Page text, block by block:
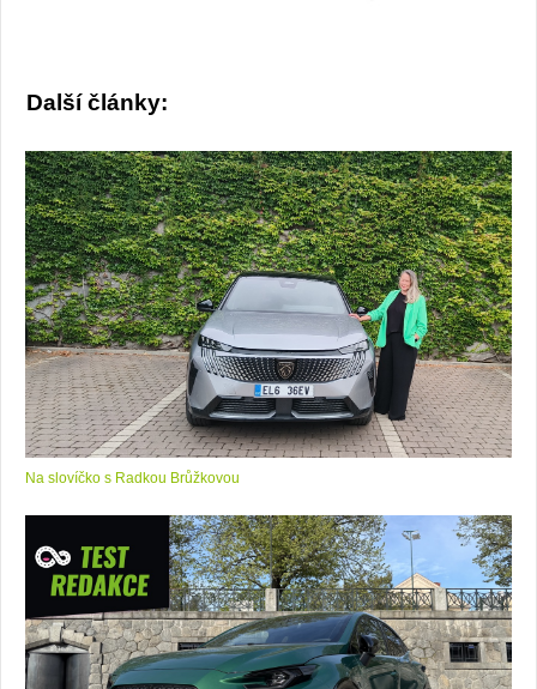
Další články:
Na slovíčko s Radkou Brůžkovou